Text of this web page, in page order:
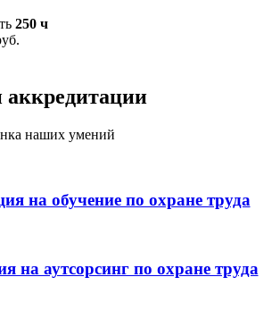
250 ч
наших умений
на обучение по охране труда
на аутсорсинг по охране труда